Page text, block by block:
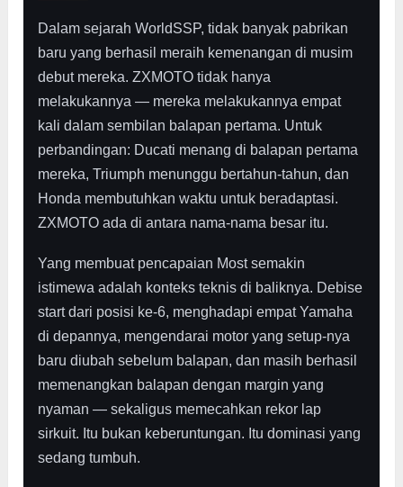
Dalam sejarah WorldSSP, tidak banyak pabrikan
baru yang berhasil meraih kemenangan di musim
debut mereka. ZXMOTO tidak hanya
melakukannya — mereka melakukannya empat
kali dalam sembilan balapan pertama. Untuk
perbandingan: Ducati menang di balapan pertama
mereka, Triumph menunggu bertahun-tahun, dan
Honda membutuhkan waktu untuk beradaptasi.
ZXMOTO ada di antara nama-nama besar itu.
Yang membuat pencapaian Most semakin
istimewa adalah konteks teknis di baliknya. Debise
start dari posisi ke-6, menghadapi empat Yamaha
di depannya, mengendarai motor yang setup-nya
baru diubah sebelum balapan, dan masih berhasil
memenangkan balapan dengan margin yang
nyaman — sekaligus memecahkan rekor lap
sirkuit. Itu bukan keberuntungan. Itu dominasi yang
sedang tumbuh.